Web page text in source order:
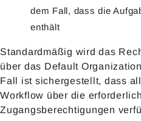
dem Fall, dass die
enthält
Standardmäßig wird das
über das Default
Fall ist sichergestellt, dass
Workflow über die
Zugangsberechtigungen